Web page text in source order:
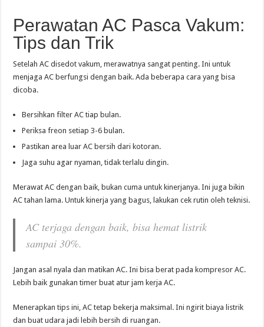
Perawatan AC Pasca Vakum:
Tips dan Trik
Setelah AC disedot vakum, merawatnya sangat penting. Ini untuk
menjaga AC berfungsi dengan baik. Ada beberapa cara yang bisa
dicoba.
Bersihkan filter AC tiap bulan.
Periksa freon setiap 3-6 bulan.
Pastikan area luar AC bersih dari kotoran.
Jaga suhu agar nyaman, tidak terlalu dingin.
Merawat AC dengan baik, bukan cuma untuk kinerjanya. Ini juga bikin
AC tahan lama. Untuk kinerja yang bagus, lakukan cek rutin oleh teknisi.
AC terjaga dengan baik, bisa hemat listrik
sampai 30%.
Jangan asal nyala dan matikan AC. Ini bisa berat pada kompresor AC.
Lebih baik gunakan timer buat atur jam kerja AC.
Menerapkan tips ini, AC tetap bekerja maksimal. Ini ngirit biaya listrik
dan buat udara jadi lebih bersih di ruangan.